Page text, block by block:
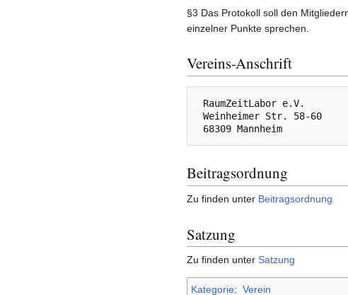
§3 Das Protokoll soll den
einzelner Punkte sprechen.
Vereins-Anschrift
Beitragsordnung
Zu finden unter Beitragsordnung
Satzung
Zu finden unter Satzung
Kategorie: Verein